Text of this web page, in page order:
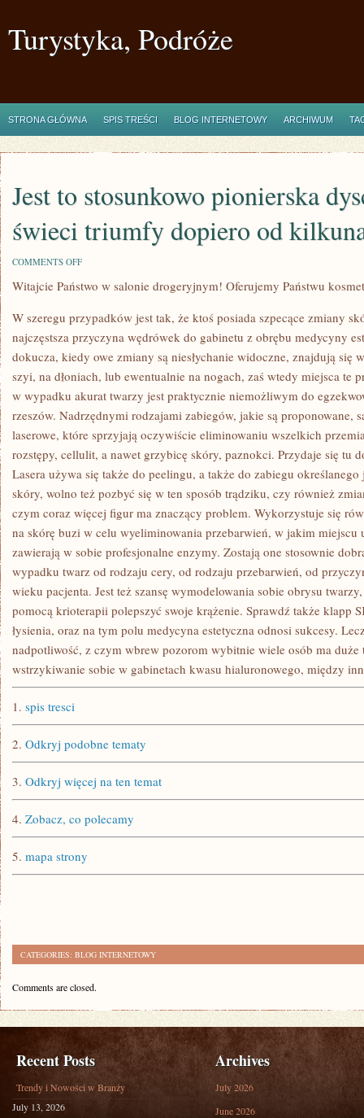
Turystyka, Podróże
STRONA GŁÓWNA SPIS TREŚCI BLOG INTERNETOWY ARCHIWUM
Jest to stosunkowo pionierska
świeci triumfy dopiero od
COMMENTS OFFON
TO
DYSCYPLINA,
KTÓRA
ŚWIECI
TRIUMFY
DOPIERO
OD
KILKUNASTU
Witajcie Państwo w salonie drogeryjnym! Oferujemy Państwu
W szeregu przypadków jest tak, że ktoś posiada szpecące zmiany
najczęstsza przyczyna wędrówek do gabinetu z obrębu medycyny
dokucza, kiedy owe zmiany są niesłychanie widoczne, znajdują się
szyi, na dłoniach, lub ewentualnie na nogach, zaś wtedy miejsca te
w wypadku akurat twarzy jest praktycznie niemożliwym do
rzeszów. Nadrzędnymi rodzajami zabiegów, jakie są proponowane,
laserowe, które sprzyjają oczywiście eliminowaniu wszelkich
rozstępy, cellulit, a nawet grzybicę skóry, paznokci. Przydaje się tu
Lasera używa się także do peelingu, a także do zabiegu określanego
skóry, wolno też pozbyć się w ten sposób trądziku, czy również
czym coraz więcej figur ma znaczący problem. Wykorzystuje się
na skórę buzi w celu wyeliminowania przebarwień, w jakim miejscu
zawierają w sobie profesjonalne enzymy. Zostają one stosownie
wypadku twarz od rodzaju cery, od rodzaju przebarwień, od
wieku pacjenta. Jest też szansę wymodelowania sobie obrysu
pomocą krioterapii polepszyć swoje krążenie. Sprawdź także klapp
łysienia, oraz na tym polu medycyna estetyczna odnosi sukcesy.
nadpotliwość, z czym wbrew pozorom wybitnie wiele osób ma duże
wstrzykiwanie sobie w gabinetach kwasu hialuronowego, między
1. spis tresci
2. Odkryj podobne tematy
3. Odkryj więcej na ten temat
4. Zobacz, co polecamy
5. mapa strony
CATEGORIES: BLOG INTERNETOWY
Comments are closed.
Recent Posts
Trendy i Nowości w Branży
July 13, 2026
Archives
July 2026
June 2026